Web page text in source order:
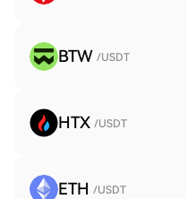
BTW /USDT
HTX /USDT
ETH /USDT